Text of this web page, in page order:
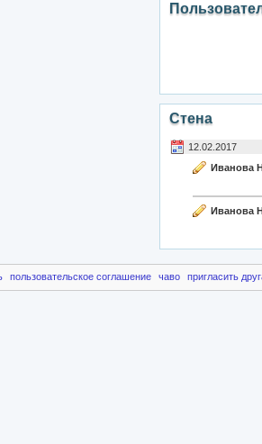
Стена
12.02.2017
Иванова
Иванова
пользовательское соглашение чаво пригласить